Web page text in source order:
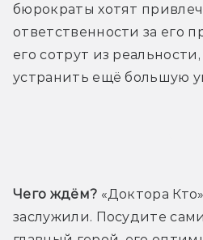
бюрократы хотят
ответственности за его
его сотрут из
устранить ещё большую
Чего ждём? «Доктора
заслужили. Посудите